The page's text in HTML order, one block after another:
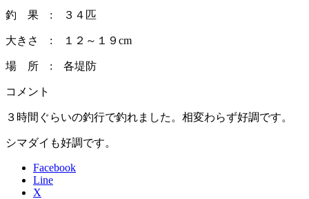
釣 果 : ３４匹
大きさ : １２～１９cm
場 所 : 各堤防
コメント
３時間ぐらいの釣行で釣れました。相変わらず好調です。
シマダイも好調です。
Facebook
Line
X